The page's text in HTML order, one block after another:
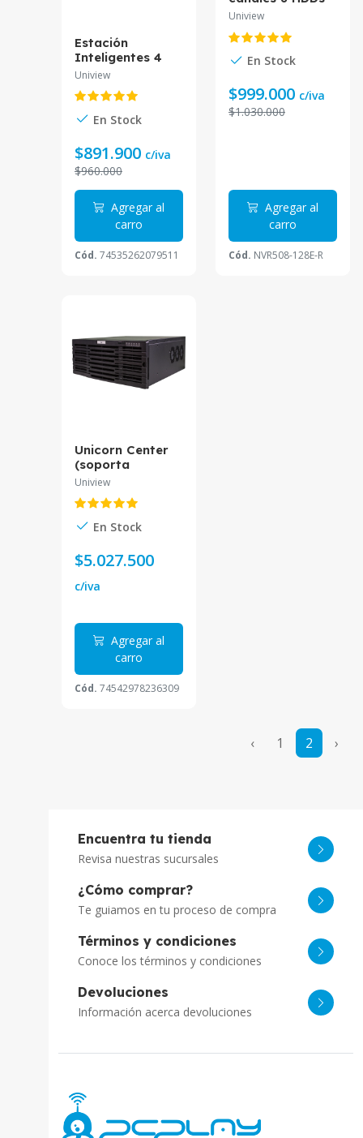
Estación
Inteligentes 4
Canales Análisis
Humo Incendios
ONVIF ECS-
Uniview
Uniview
En Stock
$891.900 c/iva
$960.000
Agregar al
carro
Cód. 74535262079511
2U Network
NVR508-128E-R
Uniview
En Stock
$999.000 c/iva
$1.030.000
Agregar al
carro
Cód. NVR508-128E-R
Unicorn Center
(soporta
entrada de 2000
ranuras HDD
Para Grabación)
Uniview
En Stock
$5.027.500
c/iva
Agregar al
carro
Cód. 74542978236309
‹ 1 2 ›
Encuentra tu tienda
Revisa nuestras sucursales
¿Cómo comprar?
Te guiamos en tu proceso de compra
Términos y condiciones
Conoce los términos y condiciones
Devoluciones
Información acerca devoluciones